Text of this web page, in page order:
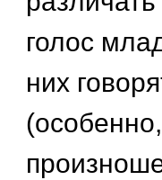
голос
них